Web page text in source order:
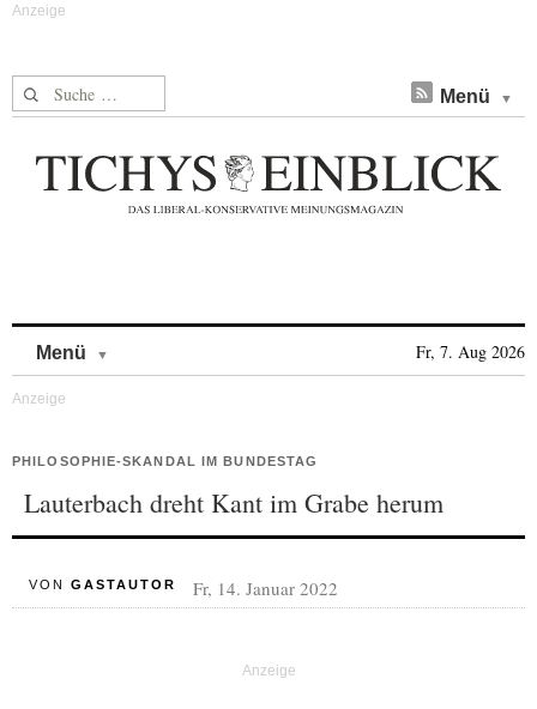
Suche nach: Menü
Menü Fr, 7. Aug 2026
PHILOSOPHIE-SKANDAL IM BUNDESTAG
Lauterbach dreht Kant im Grabe herum
VON GASTAUTOR Fr, 14. Januar 2022